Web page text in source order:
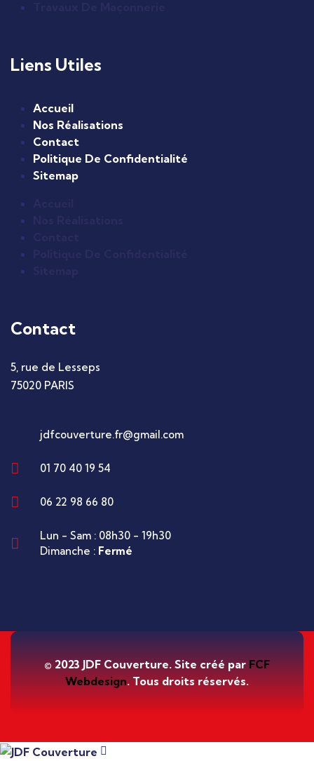
Liens Utiles
Accueil
Nos Réalisations
Contact
Politique De Confidentialité
Sitemap
Contact
5, rue de Lesseps
75020 PARIS
jdfcouverture.fr@gmail.com
01 70 40 19 54
06 22 98 66 80
Lun - Sam : 08h30 - 19h30
Dimanche : Fermé
© 2023 JDF Couverture. Site créé par FCF
Webdesign. Tous droits réservés.